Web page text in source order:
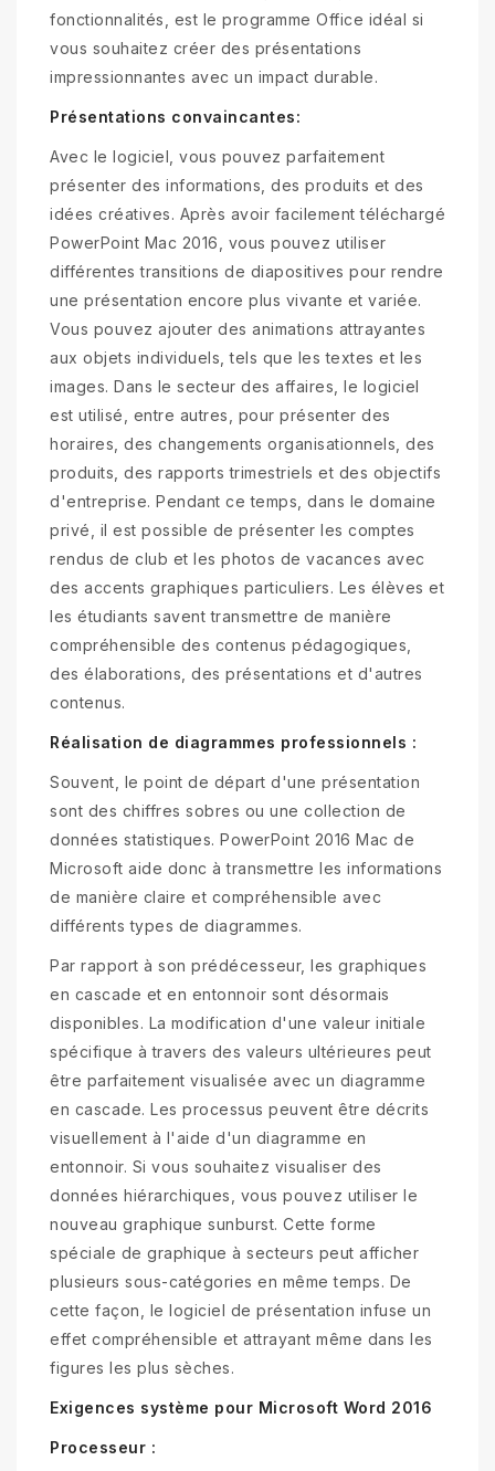
fonctionnalités, est le programme Office idéal si
vous souhaitez créer des présentations
impressionnantes avec un impact durable.
Présentations convaincantes:
Avec le logiciel, vous pouvez parfaitement
présenter des informations, des produits et des
idées créatives. Après avoir facilement téléchargé
PowerPoint Mac 2016, vous pouvez utiliser
différentes transitions de diapositives pour rendre
une présentation encore plus vivante et variée.
Vous pouvez ajouter des animations attrayantes
aux objets individuels, tels que les textes et les
images. Dans le secteur des affaires, le logiciel
est utilisé, entre autres, pour présenter des
horaires, des changements organisationnels, des
produits, des rapports trimestriels et des objectifs
d'entreprise. Pendant ce temps, dans le domaine
privé, il est possible de présenter les comptes
rendus de club et les photos de vacances avec
des accents graphiques particuliers. Les élèves et
les étudiants savent transmettre de manière
compréhensible des contenus pédagogiques,
des élaborations, des présentations et d'autres
contenus.
Réalisation de diagrammes professionnels :
Souvent, le point de départ d'une présentation
sont des chiffres sobres ou une collection de
données statistiques. PowerPoint 2016 Mac de
Microsoft aide donc à transmettre les informations
de manière claire et compréhensible avec
différents types de diagrammes.
Par rapport à son prédécesseur, les graphiques
en cascade et en entonnoir sont désormais
disponibles. La modification d'une valeur initiale
spécifique à travers des valeurs ultérieures peut
être parfaitement visualisée avec un diagramme
en cascade. Les processus peuvent être décrits
visuellement à l'aide d'un diagramme en
entonnoir. Si vous souhaitez visualiser des
données hiérarchiques, vous pouvez utiliser le
nouveau graphique sunburst. Cette forme
spéciale de graphique à secteurs peut afficher
plusieurs sous-catégories en même temps. De
cette façon, le logiciel de présentation infuse un
effet compréhensible et attrayant même dans les
figures les plus sèches.
Exigences système pour Microsoft Word 2016
Processeur :